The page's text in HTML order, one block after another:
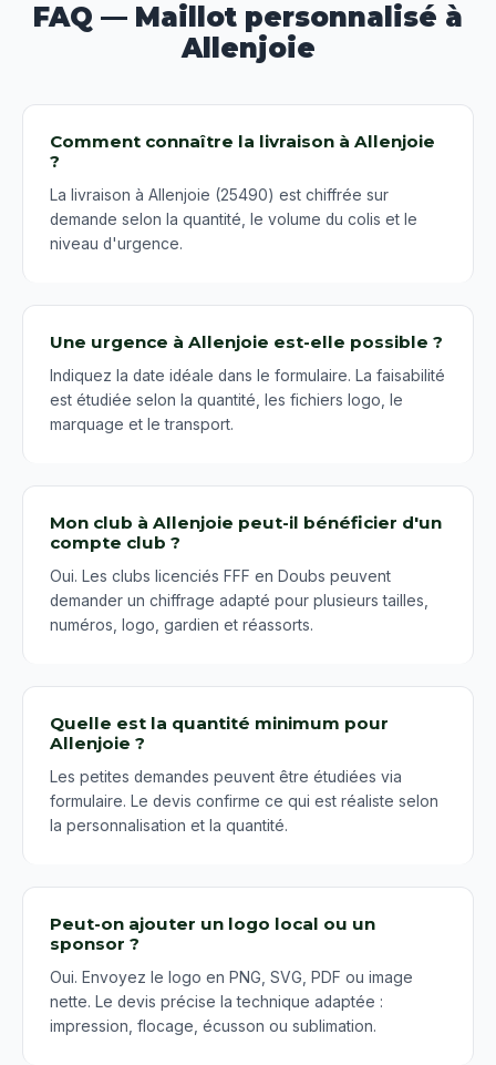
FAQ — Maillot personnalisé à
Allenjoie
Comment connaître la livraison à Allenjoie
?
La livraison à Allenjoie (25490) est chiffrée sur
demande selon la quantité, le volume du colis et le
niveau d'urgence.
Une urgence à Allenjoie est-elle possible ?
Indiquez la date idéale dans le formulaire. La faisabilité
est étudiée selon la quantité, les fichiers logo, le
marquage et le transport.
Mon club à Allenjoie peut-il bénéficier d'un
compte club ?
Oui. Les clubs licenciés FFF en Doubs peuvent
demander un chiffrage adapté pour plusieurs tailles,
numéros, logo, gardien et réassorts.
Quelle est la quantité minimum pour
Allenjoie ?
Les petites demandes peuvent être étudiées via
formulaire. Le devis confirme ce qui est réaliste selon
la personnalisation et la quantité.
Peut-on ajouter un logo local ou un
sponsor ?
Oui. Envoyez le logo en PNG, SVG, PDF ou image
nette. Le devis précise la technique adaptée :
impression, flocage, écusson ou sublimation.